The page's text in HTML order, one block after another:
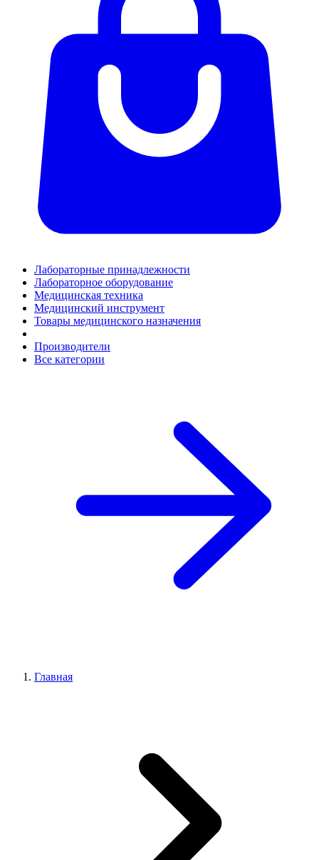
Лабораторные принадлежности
Лабораторное оборудование
Медицинская техника
Медицинский инструмент
Товары медицинского назначения
Производители
Все категории
Главная